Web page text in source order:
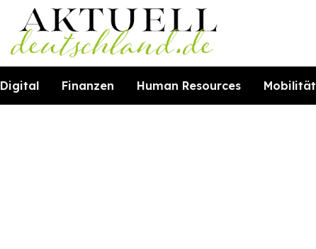
Digital Finanzen Human Resources Mobilität